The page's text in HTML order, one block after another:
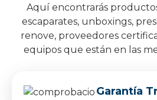
Aquí encontrarás
escaparates, unboxings,
renove, proveedores
equipos que están en las
Garantía